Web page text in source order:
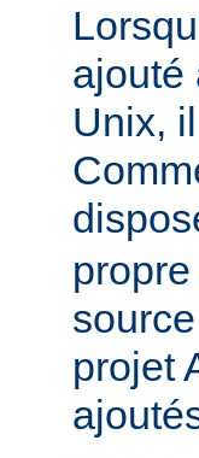
ajouté
Unix,
projet